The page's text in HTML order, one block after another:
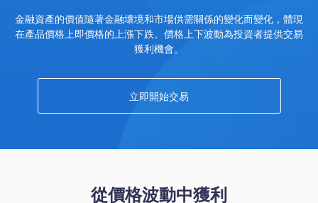
金融資產的價值隨著金融壞境和市場供需關係的變化而變化，體現
在產品價格上即價格的上漲下跌。價格上下波動為投資者提供交易
獲利機會。
立即開始交易
從價格波動中獲利